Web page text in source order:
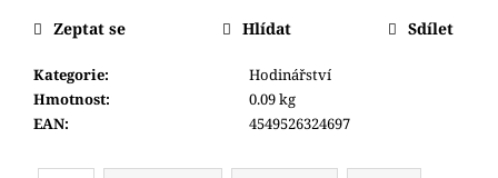
Kategorie:
Hodinářství
Hmotnost:
0.09 kg
EAN: 4549526324697
Zeptat se Hlídat Sdílet
D
p
o